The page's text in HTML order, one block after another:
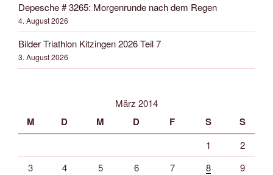
Depesche # 3265: Morgenrunde nach dem Regen
4. August 2026
Bilder Triathlon Kitzingen 2026 Teil 7
3. August 2026
März 2014
M D M D F S S
1
2
3
4 5 6 7 8
9